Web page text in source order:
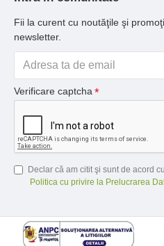
Fii la curent cu noutăţile şi
newsletter.
Verificare captcha
Declar că am citit şi sunt de acord cu
Politica cu privire la Prelucrarea